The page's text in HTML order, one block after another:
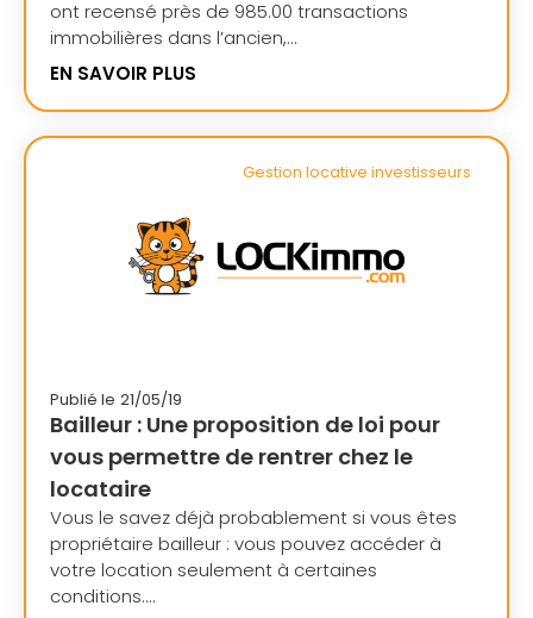
ont recensé près de 985.00 transactions
immobilières dans l’ancien,...
EN SAVOIR PLUS
Gestion locative investisseurs
Publié le 21/05/19
Bailleur : Une proposition de loi pour
vous permettre de rentrer chez le
locataire
Vous le savez déjà probablement si vous êtes
propriétaire bailleur : vous pouvez accéder à
votre location seulement à certaines
conditions....